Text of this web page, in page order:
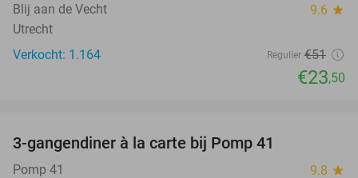
Blij aan de Vecht 9.6 star
Utrecht
Verkocht: 1.164
Regulier €51
€23,50
3-gangendiner à la carte bij Pomp 41
Pomp 41 9.8 star